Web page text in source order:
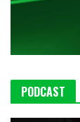
PODCAST